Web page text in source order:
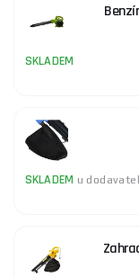
SKLADEM
SKLADEM u